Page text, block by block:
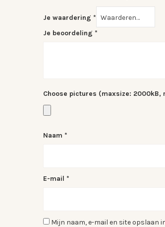
Je waardering *
Je beoordeling *
Choose pictures (maxsize: 2000kB,
Naam *
E-mail *
Mijn naam, e-mail en site opslaan